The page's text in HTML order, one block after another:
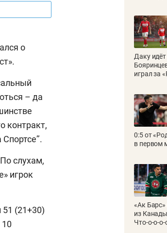
о
– да
контракт,
слухам,
игрок
(21+30)
Даку
играл за
0:5 от
в первом
«Ак Барс»
из
Что-о-о-о-